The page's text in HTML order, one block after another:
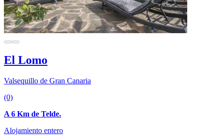
El Lomo
Valsequillo de Gran Canaria
(0)
A 6 Km de Telde.
Alojamiento entero